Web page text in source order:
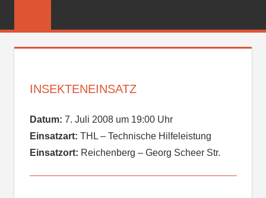
FEUERWEHR
INSEKTENEINSATZ
Datum: 7. Juli 2008 um 19:00 Uhr
Einsatzart: THL – Technische Hilfeleistung
Einsatzort: Reichenberg – Georg Scheer Str.